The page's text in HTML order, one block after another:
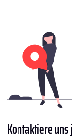
Kontaktiere